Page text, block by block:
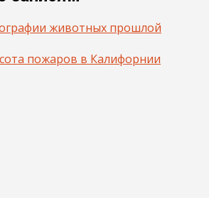
животных прошлой
пожаров в Калифорнии